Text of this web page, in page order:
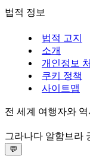
법적 정보
법적 고지
소개
개인정보
쿠키 정책
사이트맵
전 세계 여행자와
그라나다 알함브라
💬